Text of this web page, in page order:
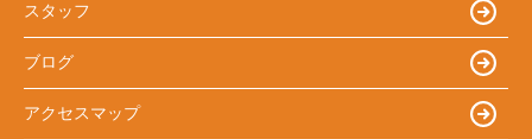
スタッフ
ブログ
アクセスマップ